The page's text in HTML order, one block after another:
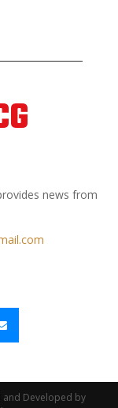
news from
and Developed by